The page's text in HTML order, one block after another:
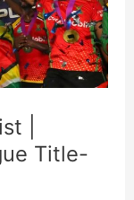
|
Title-